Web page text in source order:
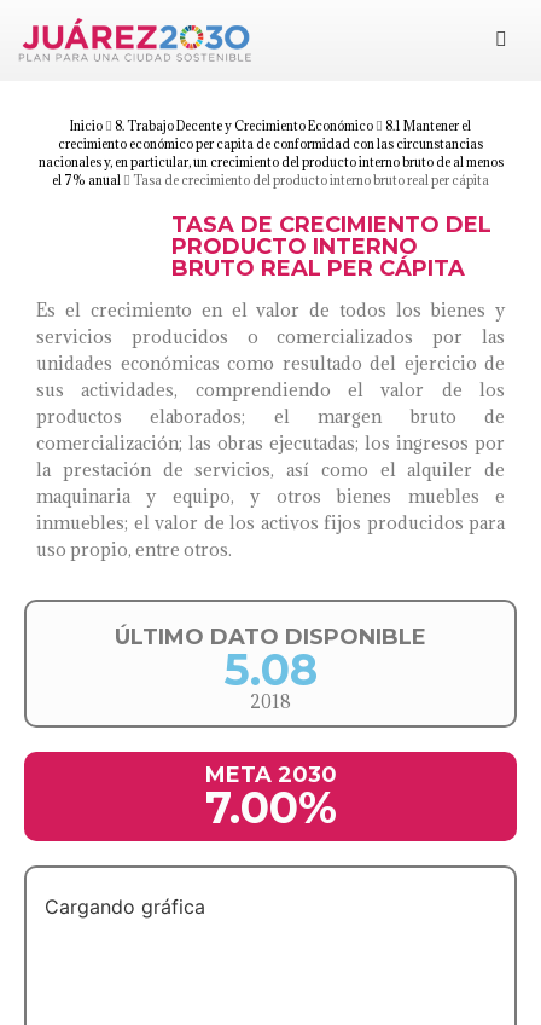
Objetivos
Suma tu esfuerzo
Documentos
Blog
Inicio 8. Trabajo Decente y Crecimiento Económico
8.1 Mantener el
crecimiento económico per capita de conformidad con las circunstancias
nacionales y, en particular, un crecimiento del producto interno bruto de al menos
el 7% anual
Tasa de crecimiento del producto interno bruto real per cápita
TASA DE CRECIMIENTO DEL
PRODUCTO INTERNO
BRUTO REAL PER CÁPITA
Es el crecimiento en el valor de todos los bienes y
servicios producidos o comercializados por las
unidades económicas como resultado del ejercicio de
sus actividades, comprendiendo el valor de los
productos elaborados; el margen bruto de
comercialización; las obras ejecutadas; los ingresos por
la prestación de servicios, así como el alquiler de
maquinaria y equipo, y otros bienes muebles e
inmuebles; el valor de los activos fijos producidos para
uso propio, entre otros.
ÚLTIMO DATO DISPONIBLE
5.08
2018
META 2030
7.00%
Cargando gráfica